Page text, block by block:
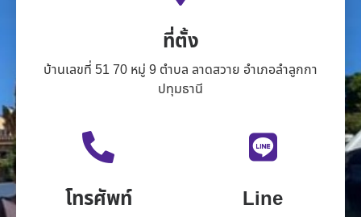
ที่ตั้ง
บ้านเลขที่ 51 70 หมู่ 9 ตำบล ลาดสวาย อำเภอลำลูกกา
ปทุมธานี
โทรศัพท์ Line